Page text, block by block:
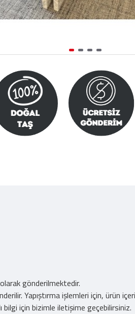
olarak gönderilmektedir.
Yapıştırma işlemleri için, ürün
bilgi için bizimle iletişime geçebilirsiniz.